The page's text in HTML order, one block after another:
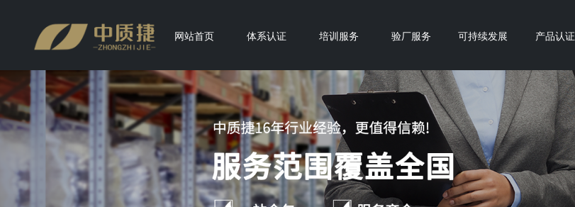
网站首页 体系认证 培训服务 验厂服务 可持续发展 产品认证